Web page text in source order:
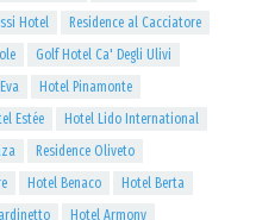
Hotel
Residence al Cacciatore
Golf Hotel Ca' Degli Ulivi
Hotel Pinamonte
Estée
Hotel Lido International
Residence Oliveto
Hotel Benaco
Hotel Berta
Hotel Armony